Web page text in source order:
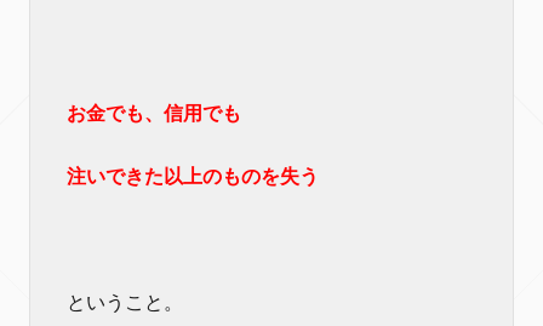
お金でも、信用でも
注いできた以上のものを失う
ということ。